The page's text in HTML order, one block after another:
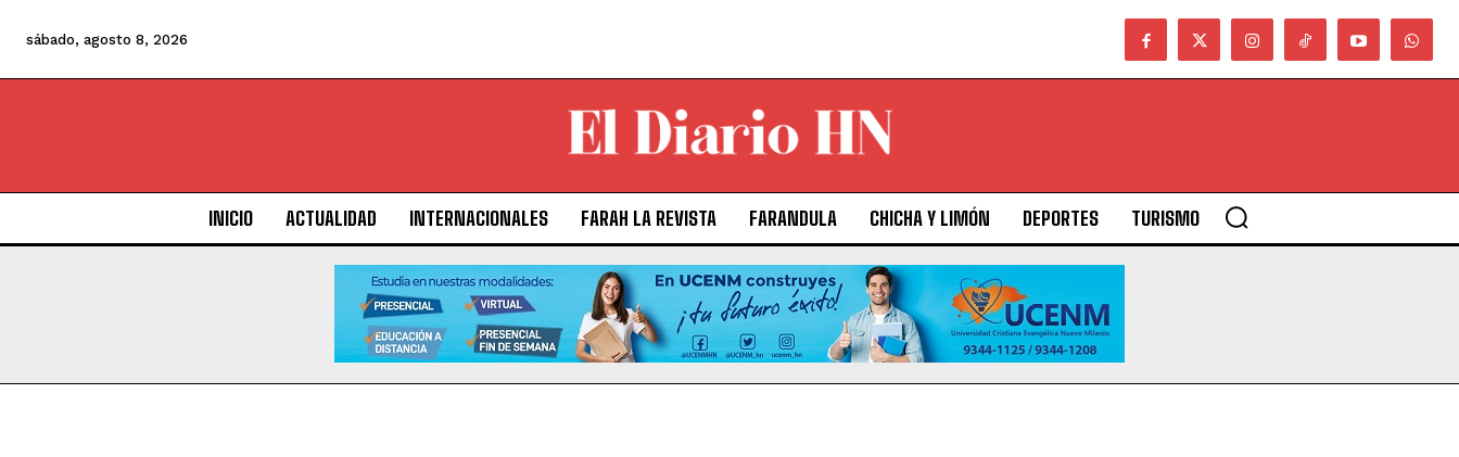
sábado, agosto 8, 2026
INICIO ACTUALIDAD INTERNACIONALES FARAH LA REVISTA FARANDULA CHICHA Y LIMÓN DEPORTES TURISMO